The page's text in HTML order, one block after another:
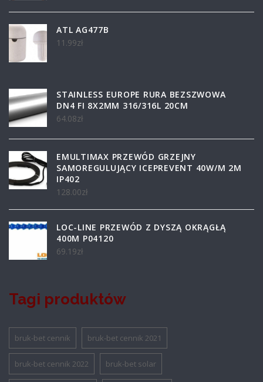
ATL AG477B
11.99zł
STAINLESS EUROPE RURA BEZSZWOWA
DN4 FI 8X2MM 316/316L 20CM
64.08zł
EMULTIMAX PRZEWÓD GRZEJNY
SAMOREGULUJĄCY ICEPREVENT 40W/M 2M
IP402
128.00zł
LOC-LINE PRZEWÓD Z DYSZĄ OKRĄGŁĄ
400M P04120
69.19zł
Tagi produktów
bruk-bet cennik bruk-bet cennik 2021
bruk-bet cennik 2022 bruk-bet solar